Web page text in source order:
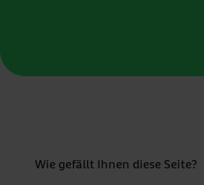
Wie gefällt Ihnen diese Seite?